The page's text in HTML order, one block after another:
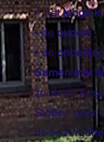
• hetjonge
• de ouders
• de
Samen met
zoekt de
Stobbe naar
de